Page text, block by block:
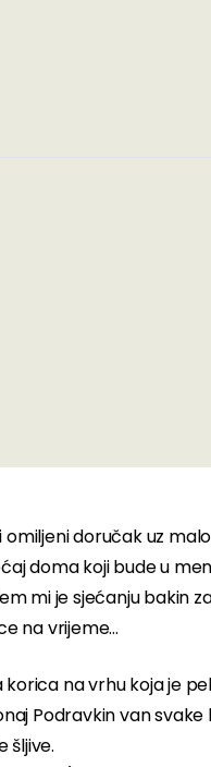
doručak uz
doma koji bude u
mi je sjećanju bakin
na vrijeme…
na vrhu koja je
Podravkin van
šljive.